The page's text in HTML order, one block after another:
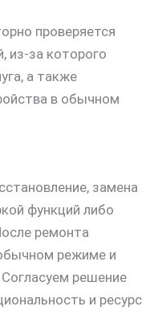
проверяется
из-за которого
а также
в обычном
замена
функций либо
ремонта
режиме и
решение
и ресурс